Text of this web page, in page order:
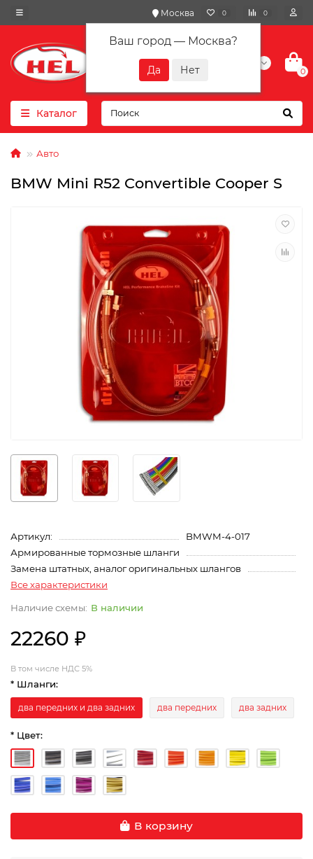
Москва
Ваш город — Москва?
0 0
+7(901) 417-10-01
0
Каталог
Авто
BMW Mini R52 Convertible Cooper S
Артикул:
BMWM-4-017
Армированные тормозные шланги
Замена штатных, аналог оригинальных шлангов
Все характеристики
В наличии
22260 ₽
В том числе НДС 5%
* Шланги:
два передних и два задних два передних два задних
* Цвет:
В корзину